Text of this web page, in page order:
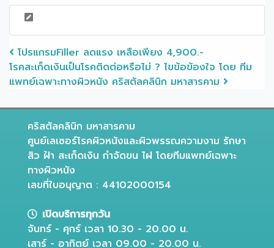
Post navigation
โปรแกรมFiller ลดแรง เหลือเพียง 4,900.-
โรคสะเก็ดเงินเป็นโรคติดต่อหรือไม่ ? ไขข้อข้องใจ โดย ทีม
แพทย์เฉพาะทางผิวหนัง คริสตัลคลินิก มหาสารคาม
คริสตัลคลินิก มหาสารคาม
ศูนย์เลเซอร์โรคผิวหนังและผิวพรรณความงาม รักษา
สิว ฝ้า สะเก็ดเงิน กำจัดขน ไฝ โดยทีมแพทย์เฉพาะ
ทางผิวหนัง
เลขที่ใบอนุญาต : 44102000154
เปิดบริการทุกวัน
จันทร์ - ศุกร์ เวลา 10.30 - 20.00 น.
เสาร์ - อาทิตย์ เวลา 09.00 - 20.00 น.